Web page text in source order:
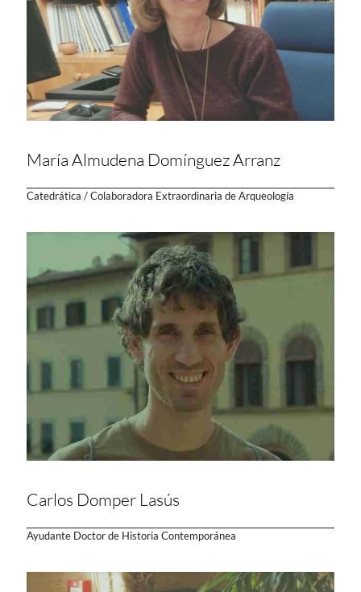
María Almudena Domínguez Arranz
Catedrática / Colaboradora Extraordinaria de Arqueología
Carlos Domper Lasús
Ayudante Doctor de Historia Contemporánea